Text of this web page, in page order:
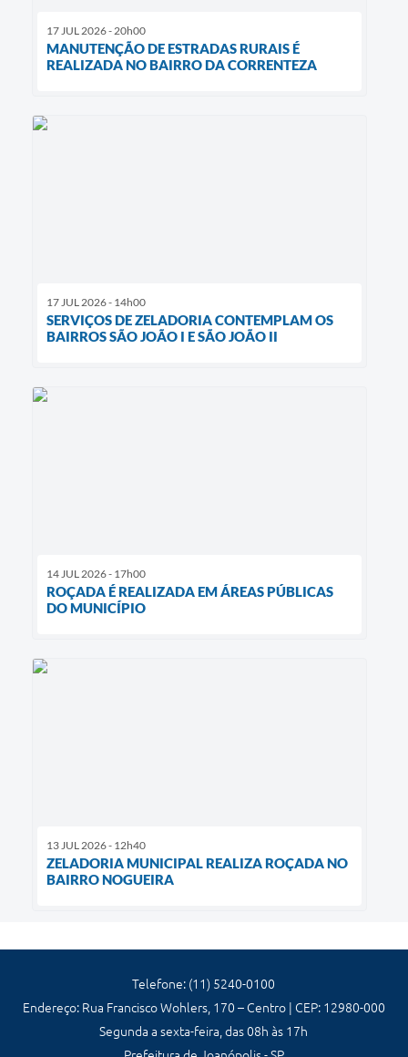
17 JUL 2026 - 20h00
MANUTENÇÃO DE ESTRADAS RURAIS É
REALIZADA NO BAIRRO DA CORRENTEZA
17 JUL 2026 - 14h00
SERVIÇOS DE ZELADORIA CONTEMPLAM OS
BAIRROS SÃO JOÃO I E SÃO JOÃO II
14 JUL 2026 - 17h00
ROÇADA É REALIZADA EM ÁREAS PÚBLICAS
DO MUNICÍPIO
13 JUL 2026 - 12h40
ZELADORIA MUNICIPAL REALIZA ROÇADA NO
BAIRRO NOGUEIRA
Telefone: (11) 5240-0100
Endereço: Rua Francisco Wohlers, 170 – Centro | CEP: 12980-000
Segunda a sexta-feira, das 08h às 17h